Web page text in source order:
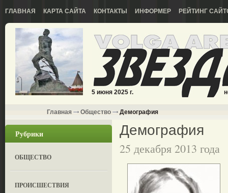
ГЛАВНАЯ КАРТА САЙТА КОНТАКТЫ ИНФОРМЕР РЕЙТИНГ
5 июня 2025 г.
Главная Общество Демография
Рубрики
ОБЩЕСТВО
ПРОИСШЕСТВИЯ
Демография
25 декабря 2013 года